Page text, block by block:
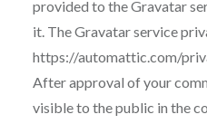
provided to the Gravatar
it. The Gravatar service
https://automattic.com/
After approval of your
visible to the public in the